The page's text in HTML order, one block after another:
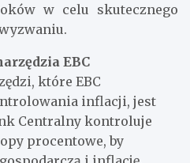
w celu skutecznego
EBC
które EBC
inflacji, jest
Centralny kontroluje
procentowe, by